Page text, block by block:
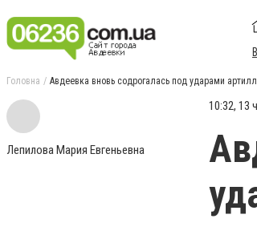
Головна Авдеевка вновь содрогалась под ударами
Лепилова Мария Евгеньевна
10:32, 13